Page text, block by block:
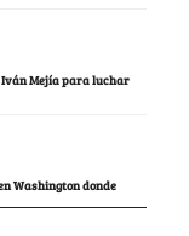
Mejía para luchar
Washington donde